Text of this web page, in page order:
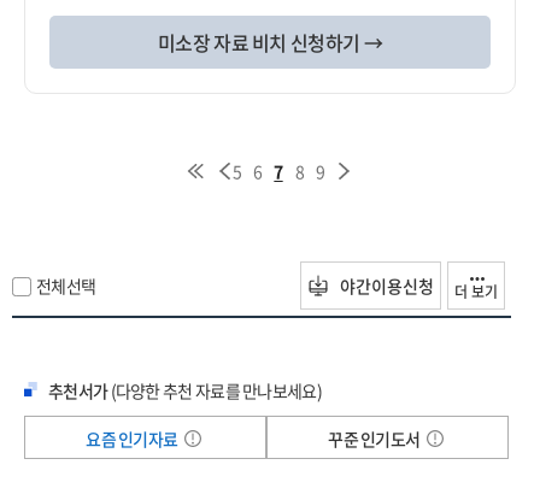
미소장 자료 비치 신청하기 →
5 6 7 8 9
전체선택 야간이용신청 더 보기
추천서가(다양한 추천 자료를 만나보세요)
요즘 인기자료
꾸준 인기도서